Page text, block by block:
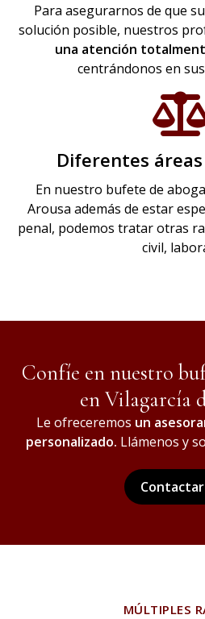
Para asegurarnos de que
solución posible, nuestros
una atención
centrándonos en
Diferentes
En nuestro bufete de
Arousa además de estar
penal, podemos tratar otras
civil,
Confíe en nuestro
en Vilagarcía
Le ofreceremos un
personalizado. Llámenos y
Contactar
MÚLTIPLES